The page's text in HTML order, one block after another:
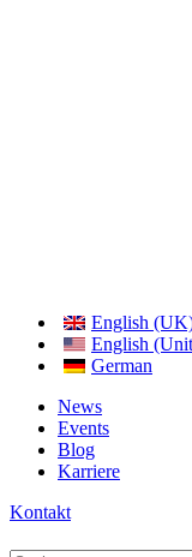
English
English
German
News
Events
Blog
Karriere
Kontakt